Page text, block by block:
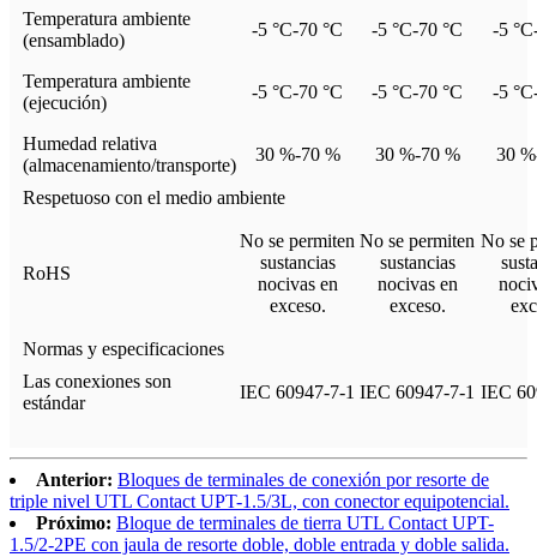
Temperatura ambiente
(ensamblado)
-5 °C-70 °C -5 °C-70 °C -5
Temperatura ambiente
(ejecución)
-5 °C-70 °C -5 °C-70 °C -5
Humedad relativa
(almacenamiento/transporte)
30 %-70 % 30 %-70 % 30
Respetuoso con el medio ambiente
RoHS
No se permiten
sustancias
nocivas en
exceso.
No se permiten
sustancias
nocivas en
exceso.
No se
Normas y especificaciones
Las conexiones son
estándar
IEC 60947-7-1 IEC 60947-7-1 IEC
Anterior: Bloques de terminales de conexión por resorte de
triple nivel UTL Contact UPT-1.5/3L, con conector equipotencial.
Próximo: Bloque de terminales de tierra UTL Contact UPT-
1.5/2-2PE con jaula de resorte doble, doble entrada y doble salida.